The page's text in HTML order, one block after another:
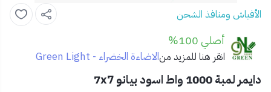
الأفياش ومنافذ الشحن
أصلي 100%
انقر هنا للمزيد منالاضاءة الخضراء - Green Light
دايمر لمبة 1000 واط اسود بيانو 7x7